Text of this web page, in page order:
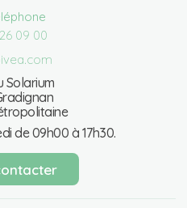
09 00
Solarium
de 09h00 à 17h30.